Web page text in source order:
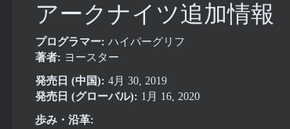
アークナイツ追加情報
プログラマー: ハイパーグリフ
著者: ヨースター
発売日 (中国): 4月 30, 2019
発売日 (グローバル): 1月 16, 2020
歩み・沿革: